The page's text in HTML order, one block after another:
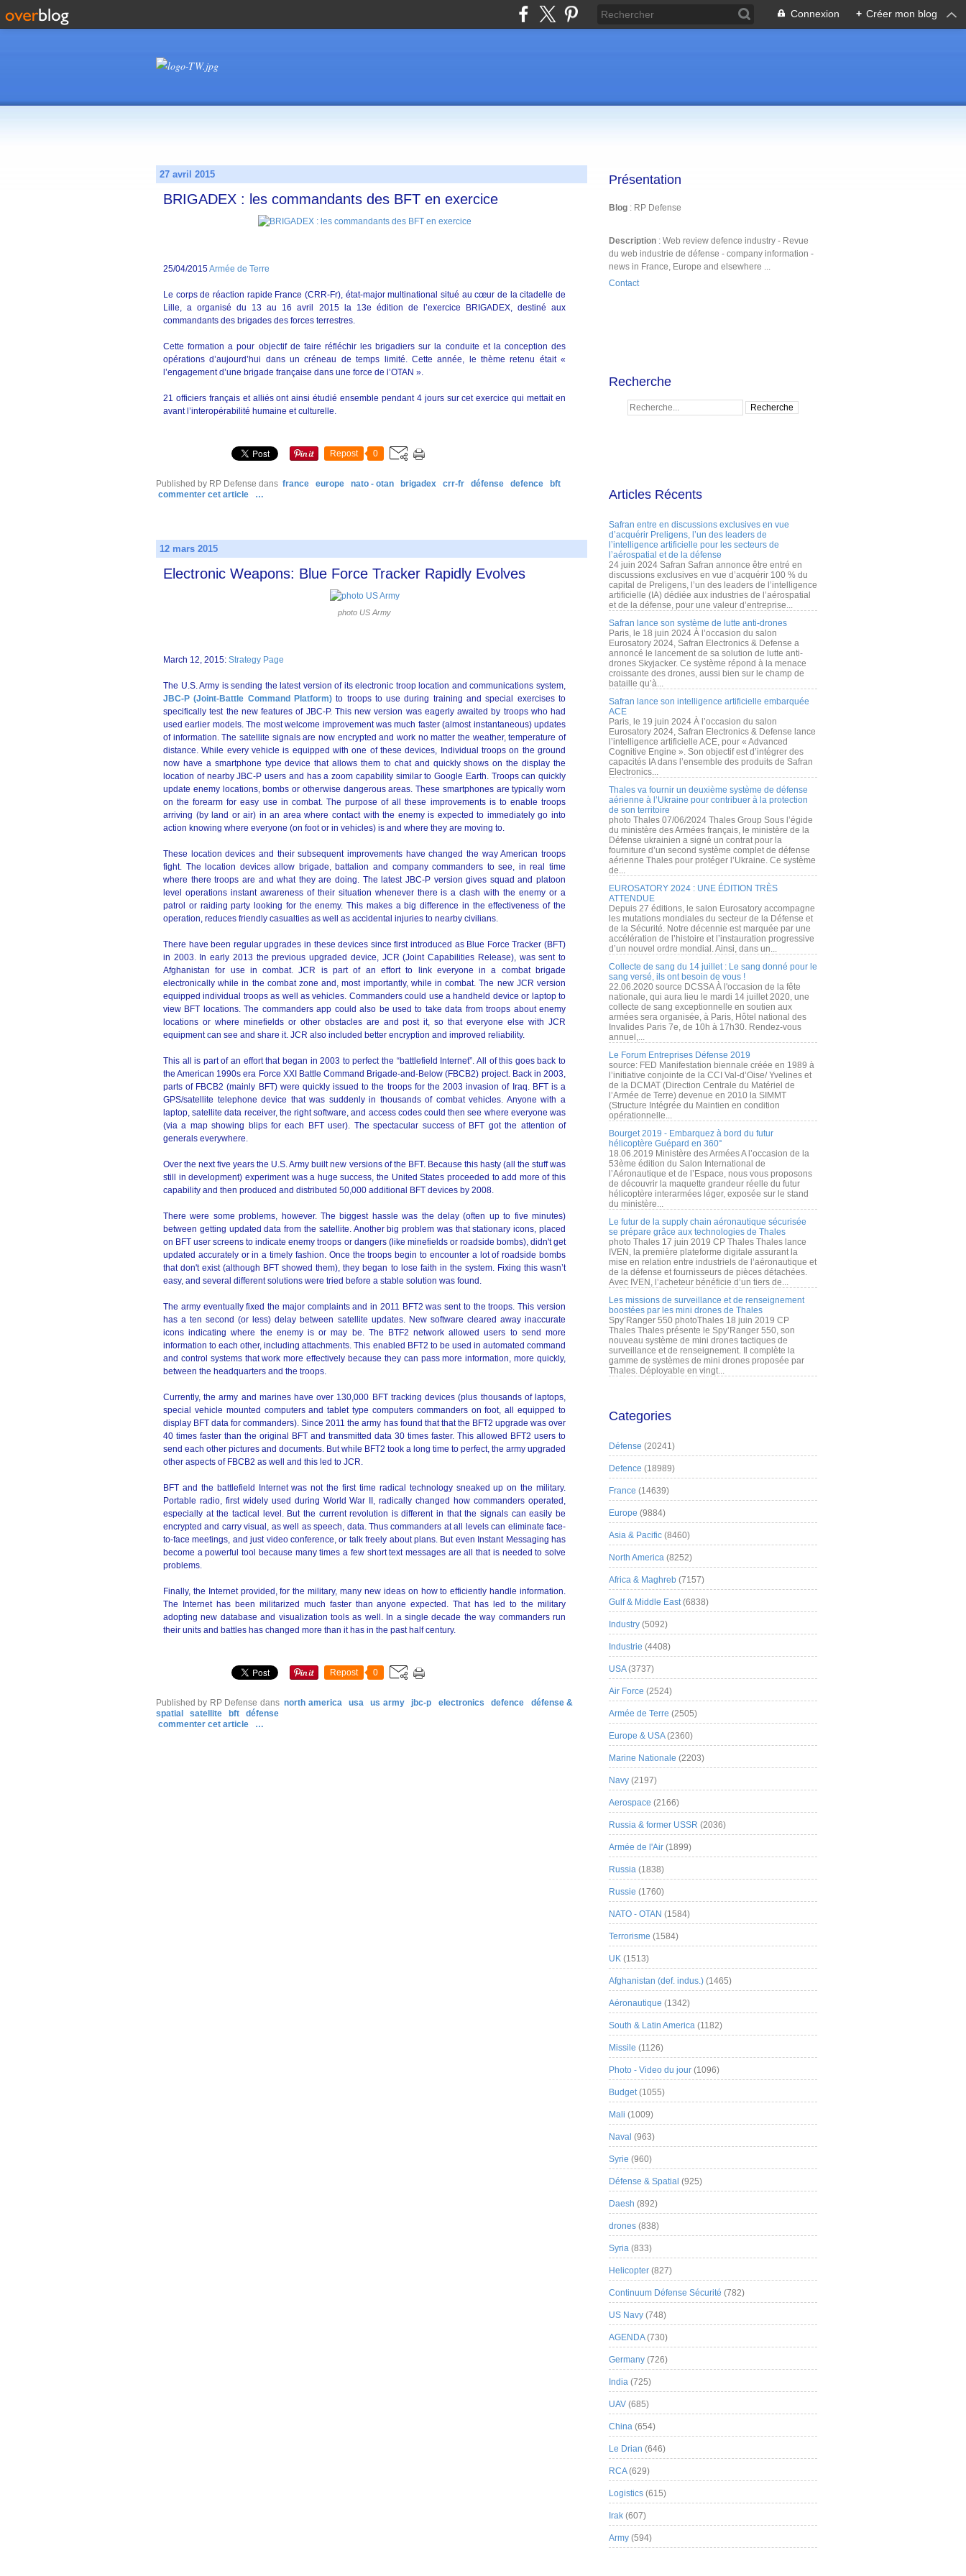
Connexion + Créer mon blog
27 avril 2015
BRIGADEX : les commandants des BFT en exercice
25/04/2015Armée de Terre
Le corps de réaction rapide France (CRR-Fr), état-major multinational situé au cœur de la citadelle de
Lille, a organisé du 13 au 16 avril 2015 la 13e édition de l’exercice BRIGADEX, destiné aux
commandants des brigades des forces terrestres.
Cette formation a pour objectif de faire réfléchir les brigadiers sur la conduite et la conception des
opérations d’aujourd’hui dans un créneau de temps limité. Cette année, le thème retenu était «
l’engagement d’une brigade française dans une force de l’OTAN ».
21 officiers français et alliés ont ainsi étudié ensemble pendant 4 jours sur cet exercice qui mettait en
avant l’interopérabilité humaine et culturelle.
Repost 0
Published by RP Defense dans france europe nato - otan brigadex crr-fr défense defence
bft
commenter cet article
…
12 mars 2015
Electronic Weapons: Blue Force Tracker Rapidly Evolves
photo US Army
March 12, 2015: Strategy Page
The U.S. Army is sending the latest version of its electronic troop location and communications system,
JBC-P (Joint-Battle Command Platform)to troops to use during training and special exercises to
specifically test the new features of JBC-P. This new version was eagerly awaited by troops who had
used earlier models. The most welcome improvement was much faster (almost instantaneous) updates
of information. The satellite signals are now encrypted and work no matter the weather, temperature of
distance. While every vehicle is equipped with one of these devices, Individual troops on the ground
now have a smartphone type device that allows them to chat and quickly shows on the display the
location of nearby JBC-P users and has a zoom capability similar to Google Earth. Troops can quickly
update enemy locations, bombs or otherwise dangerous areas. These smartphones are typically worn
on the forearm for easy use in combat. The purpose of all these improvements is to enable troops
arriving (by land or air) in an area where contact with the enemy is expected to immediately go into
action knowing where everyone (on foot or in vehicles) is and where they are moving to.
These location devices and their subsequent improvements have changed the way American troops
fight. The location devices allow brigade, battalion and company commanders to see, in real time
where there troops are and what they are doing. The latest JBC-P version gives squad and platoon
level operations instant awareness of their situation whenever there is a clash with the enemy or a
patrol or raiding party looking for the enemy. This makes a big difference in the effectiveness of the
operation, reduces friendly casualties as well as accidental injuries to nearby civilians.
There have been regular upgrades in these devices since first introduced as Blue Force Tracker (BFT)
in 2003. In early 2013 the previous upgraded device, JCR (Joint Capabilities Release), was sent to
Afghanistan for use in combat. JCR is part of an effort to link everyone in a combat brigade
electronically while in the combat zone and, most importantly, while in combat. The new JCR version
equipped individual troops as well as vehicles. Commanders could use a handheld device or laptop to
view BFT locations. The commanders app could also be used to take data from troops about enemy
locations or where minefields or other obstacles are and post it, so that everyone else with JCR
equipment can see and share it. JCR also included better encryption and improved reliability.
This all is part of an effort that began in 2003 to perfect the “battlefield Internet”. All of this goes back to
the American 1990s era Force XXI Battle Command Brigade-and-Below (FBCB2) project. Back in 2003,
parts of FBCB2 (mainly BFT) were quickly issued to the troops for the 2003 invasion of Iraq. BFT is a
GPS/satellite telephone device that was suddenly in thousands of combat vehicles. Anyone with a
laptop, satellite data receiver, the right software, and access codes could then see where everyone was
(via a map showing blips for each BFT user). The spectacular success of BFT got the attention of
generals everywhere.
Over the next five years the U.S. Army built new versions of the BFT. Because this hasty (all the stuff was
still in development) experiment was a huge success, the United States proceeded to add more of this
capability and then produced and distributed 50,000 additional BFT devices by 2008.
There were some problems, however. The biggest hassle was the delay (often up to five minutes)
between getting updated data from the satellite. Another big problem was that stationary icons, placed
on BFT user screens to indicate enemy troops or dangers (like minefields or roadside bombs), didn't get
updated accurately or in a timely fashion. Once the troops begin to encounter a lot of roadside bombs
that don't exist (although BFT showed them), they began to lose faith in the system. Fixing this wasn’t
easy, and several different solutions were tried before a stable solution was found.
The army eventually fixed the major complaints and in 2011 BFT2 was sent to the troops. This version
has a ten second (or less) delay between satellite updates. New software cleared away inaccurate
icons indicating where the enemy is or may be. The BTF2 network allowed users to send more
information to each other, including attachments. This enabled BFT2 to be used in automated command
and control systems that work more effectively because they can pass more information, more quickly,
between the headquarters and the troops.
Currently, the army and marines have over 130,000 BFT tracking devices (plus thousands of laptops,
special vehicle mounted computers and tablet type computers commanders on foot, all equipped to
display BFT data for commanders). Since 2011 the army has found that that the BFT2 upgrade was over
40 times faster than the original BFT and transmitted data 30 times faster. This allowed BFT2 users to
send each other pictures and documents. But while BFT2 took a long time to perfect, the army upgraded
other aspects of FBCB2 as well and this led to JCR.
BFT and the battlefield Internet was not the first time radical technology sneaked up on the military.
Portable radio, first widely used during World War II, radically changed how commanders operated,
especially at the tactical level. But the current revolution is different in that the signals can easily be
encrypted and carry visual, as well as speech, data. Thus commanders at all levels can eliminate face-
to-face meetings, and just video conference, or talk freely about plans. But even Instant Messaging has
become a powerful tool because many times a few short text messages are all that is needed to solve
problems.
Finally, the Internet provided, for the military, many new ideas on how to efficiently handle information.
The Internet has been militarized much faster than anyone expected. That has led to the military
adopting new database and visualization tools as well. In a single decade the way commanders run
their units and battles has changed more than it has in the past half century.
Repost 0
Published by RP Defense dans north america usa us army jbc-p electronics defence
défense &
spatial
satellite bft
défense
commenter cet article
…
Présentation
Blog : RP Defense
Description : Web review defence industry - Revue
du web industrie de défense - company information -
news in France, Europe and elsewhere ...
Contact
Recherche
Articles Récents
Safran entre en discussions exclusives en vue
d’acquérir Preligens, l’un des leaders de
l’intelligence artificielle pour les secteurs de
l’aérospatial et de la défense
24 juin 2024 Safran Safran annonce être entré en
discussions exclusives en vue d’acquérir 100 % du
capital de Preligens, l’un des leaders de l’intelligence
artificielle (IA) dédiée aux industries de l’aérospatial
et de la défense, pour une valeur d’entreprise...
Safran lance son système de lutte anti-drones
Paris, le 18 juin 2024 À l’occasion du salon
Eurosatory 2024, Safran Electronics & Defense a
annoncé le lancement de sa solution de lutte anti-
drones Skyjacker. Ce système répond à la menace
croissante des drones, aussi bien sur le champ de
bataille qu’à...
Safran lance son intelligence artificielle embarquée
ACE
Paris, le 19 juin 2024 À l’occasion du salon
Eurosatory 2024, Safran Electronics & Defense lance
l’intelligence artificielle ACE, pour « Advanced
Cognitive Engine ». Son objectif est d’intégrer des
capacités IA dans l’ensemble des produits de Safran
Electronics...
Thales va fournir un deuxième système de défense
aérienne à l’Ukraine pour contribuer à la protection
de son territoire
photo Thales 07/06/2024 Thales Group Sous l’égide
du ministère des Armées français, le ministère de la
Défense ukrainien a signé un contrat pour la
fourniture d’un second système complet de défense
aérienne Thales pour protéger l’Ukraine. Ce système
de...
EUROSATORY 2024 : UNE ÉDITION TRÈS
ATTENDUE
Depuis 27 éditions, le salon Eurosatory accompagne
les mutations mondiales du secteur de la Défense et
de la Sécurité. Notre décennie est marquée par une
accélération de l’histoire et l’instauration progressive
d’un nouvel ordre mondial. Ainsi, dans un...
Collecte de sang du 14 juillet : Le sang donné pour le
sang versé, ils ont besoin de vous !
22.06.2020 source DCSSA À l'occasion de la fête
nationale, qui aura lieu le mardi 14 juillet 2020, une
collecte de sang exceptionnelle en soutien aux
armées sera organisée, à Paris, Hôtel national des
Invalides Paris 7e, de 10h à 17h30. Rendez-vous
annuel,...
Le Forum Entreprises Défense 2019
source: FED Manifestation biennale créée en 1989 à
l’initiative conjointe de la CCI Val-d’Oise/ Yvelines et
de la DCMAT (Direction Centrale du Matériel de
l’Armée de Terre) devenue en 2010 la SIMMT
(Structure Intégrée du Maintien en condition
opérationnelle...
Bourget 2019 - Embarquez à bord du futur
hélicoptère Guépard en 360°
18.06.2019 Ministère des Armées A l’occasion de la
53ème édition du Salon International de
l’Aéronautique et de l’Espace, nous vous proposons
de découvrir la maquette grandeur réelle du futur
hélicoptère interarmées léger, exposée sur le stand
du ministère...
Le futur de la supply chain aéronautique sécurisée
se prépare grâce aux technologies de Thales
photo Thales 17 juin 2019 CP Thales Thales lance
IVEN, la première plateforme digitale assurant la
mise en relation entre industriels de l’aéronautique et
de la défense et fournisseurs de pièces détachées.
Avec IVEN, l’acheteur bénéficie d’un tiers de...
Les missions de surveillance et de renseignement
boostées par les mini drones de Thales
Spy’Ranger 550 photoThales 18 juin 2019 CP
Thales Thales présente le Spy’Ranger 550, son
nouveau système de mini drones tactiques de
surveillance et de renseignement. Il complète la
gamme de systèmes de mini drones proposée par
Thales. Déployable en vingt...
Categories
Défense (20241)
Defence (18989)
France (14639)
Europe (9884)
Asia & Pacific (8460)
North America (8252)
Africa & Maghreb (7157)
Gulf & Middle East(6838)
Industry (5092)
Industrie (4408)
USA(3737)
Air Force (2524)
Armée de Terre (2505)
Europe & USA(2360)
Marine Nationale (2203)
Navy (2197)
Aerospace (2166)
Russia & former USSR (2036)
Armée de l'Air (1899)
Russia (1838)
Russie (1760)
NATO - OTAN (1584)
Terrorisme (1584)
UK (1513)
Afghanistan (def. indus.) (1465)
Aéronautique (1342)
South & Latin America (1182)
Missile (1126)
Photo - Video du jour (1096)
Budget(1055)
Mali (1009)
Naval (963)
Syrie (960)
Défense & Spatial (925)
Daesh (892)
drones (838)
Syria (833)
Helicopter (827)
Continuum Défense Sécurité (782)
US Navy (748)
AGENDA(730)
Germany (726)
India (725)
UAV (685)
China (654)
Le Drian (646)
RCA(629)
Logistics (615)
Irak (607)
Army (594)